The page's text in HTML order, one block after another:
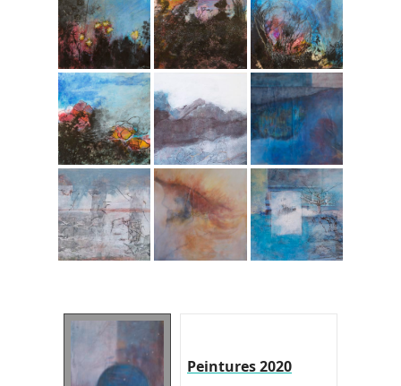
Peintures 2020